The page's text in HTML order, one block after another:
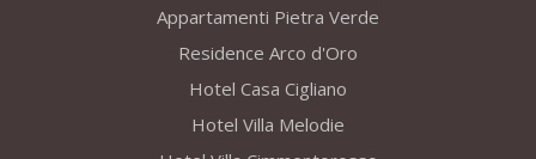
Appartamenti Pietra Verde
Residence Arco d'Oro
Hotel Casa Cigliano
Hotel Villa Melodie